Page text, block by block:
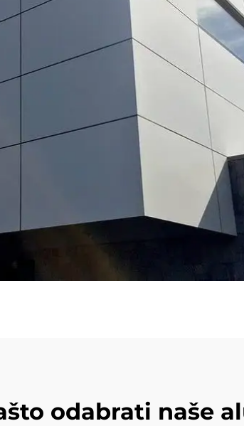
odabrati naše